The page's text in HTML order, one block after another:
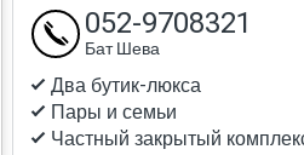
Два бутик-люкса
Пары и семьи
Частный закрытый
052-9708321
Бат Шева